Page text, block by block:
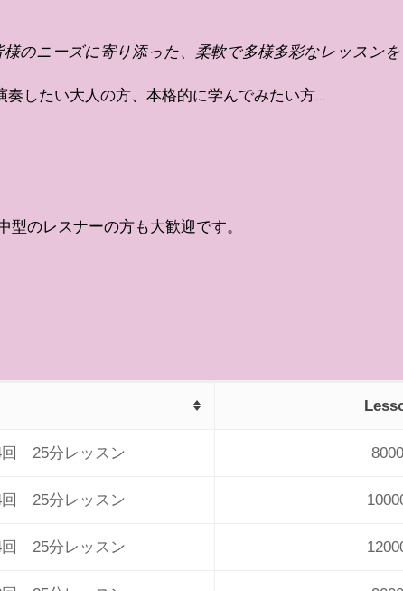
のニーズに寄り添った、柔軟で多様多彩なレッスンを
したい大人の方、本格的に学んでみたい方…
のレスナーの方も大歓迎です。
回 25分レッスン
回 25分レッスン
回 25分レッスン